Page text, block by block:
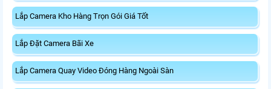
Lắp Camera Kho Hàng Trọn Gói Giá Tốt
Lắp Đặt Camera Bãi Xe
Lắp Camera Quay Video Đóng Hàng Ngoài Sàn